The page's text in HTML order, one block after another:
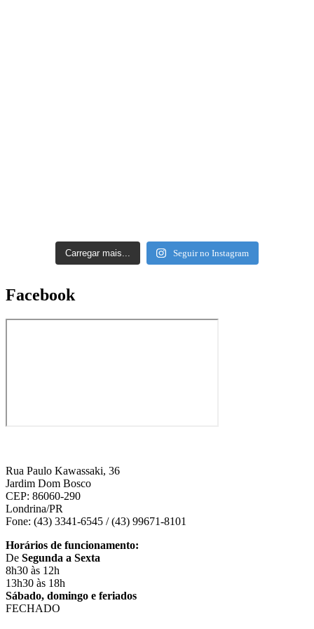
Carregar mais... Seguir no Instagram
Facebook
Rua Paulo Kawassaki, 36
Jardim Dom Bosco
CEP: 86060-290
Londrina/PR
Fone: (43) 3341-6545 / (43) 99671-8101
Horários de funcionamento:
De Segunda a Sexta
8h30 às 12h
13h30 às 18h
Sábado, domingo e feriados
FECHADO